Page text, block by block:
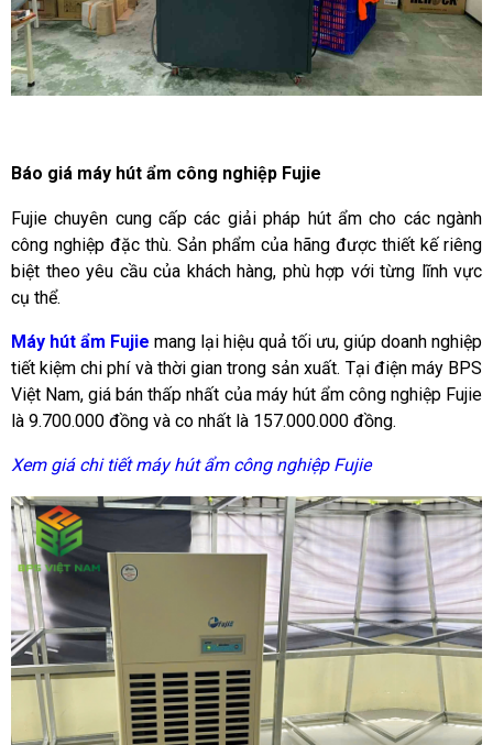
Báo giá máy hút ẩm công nghiệp Fujie
Fujie chuyên cung cấp các giải pháp hút ẩm cho các ngành
công nghiệp đặc thù. Sản phẩm của hãng được thiết kế riêng
biệt theo yêu cầu của khách hàng, phù hợp với từng lĩnh vực
cụ thể.
Máy hút ẩm Fujie mang lại hiệu quả tối ưu, giúp doanh nghiệp
tiết kiệm chi phí và thời gian trong sản xuất. Tại điện máy BPS
Việt Nam, giá bán thấp nhất của máy hút ẩm công nghiệp Fujie
là 9.700.000 đồng và co nhất là 157.000.000 đồng.
Xem giá chi tiết máy hút ẩm công nghiệp Fujie